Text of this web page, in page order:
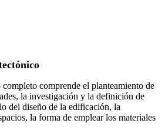
comprende el planteamiento de
la investigación y la definición de
del diseño de la edificación, la
la forma de emplear los materiales